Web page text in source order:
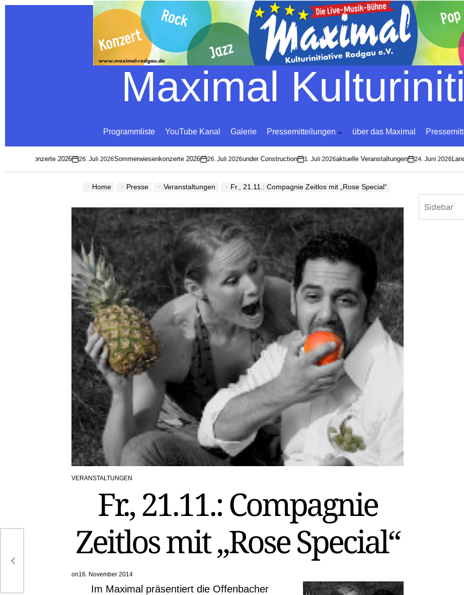
Skip
to
content
Maximal
Programmliste YouTube Kanal Galerie Pressemitteilungen über das Maximal
2026on
26. Juli 2026Sommerwiesenkonzerte 2026on
26. Juli 2026under Constructionon
1. Juli 2026aktuelle Veranstaltungenon
24. Juni 2026Land
Home Presse Veranstaltungen Fr., 21.11.: Compagnie Zeitlos mit „Rose Special“
POSTED
VERANSTALTUNGEN
Fr., 21.11.: Compagnie
Zeitlos mit „Rose Special“
on16. November 2014
Im Maximal präsentiert die Offenbacher